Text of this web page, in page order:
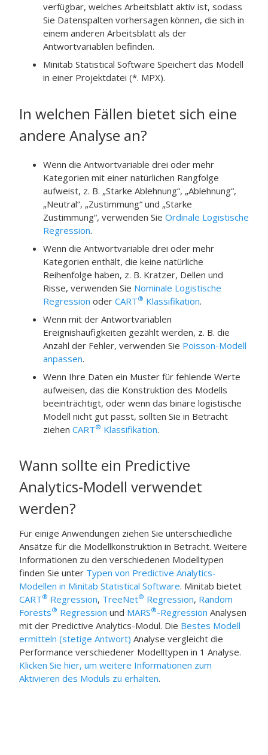
verfügbar, welches Arbeitsblatt aktiv ist, sodass
Sie Datenspalten vorhersagen können, die sich in
einem anderen Arbeitsblatt als der
Antwortvariablen befinden.
Minitab Statistical Software Speichert das Modell
in einer Projektdatei (*. MPX).
In welchen Fällen bietet sich eine
andere Analyse an?
Wenn die Antwortvariable drei oder mehr
Kategorien mit einer natürlichen Rangfolge
aufweist, z. B. „Starke Ablehnung“, „Ablehnung“,
„Neutral“, „Zustimmung“ und „Starke
Zustimmung“, verwenden Sie Ordinale Logistische
Regression.
Wenn die Antwortvariable drei oder mehr
Kategorien enthält, die keine natürliche
Reihenfolge haben, z. B. Kratzer, Dellen und
Risse, verwenden Sie Nominale Logistische
Regression oder CART® Klassifikation.
Wenn mit der Antwortvariablen
Ereignishäufigkeiten gezählt werden, z. B. die
Anzahl der Fehler, verwenden Sie Poisson-Modell
anpassen.
Wenn Ihre Daten ein Muster für fehlende Werte
aufweisen, das die Konstruktion des Modells
beeinträchtigt, oder wenn das binäre logistische
Modell nicht gut passt, sollten Sie in Betracht
ziehen CART® Klassifikation.
Wann sollte ein Predictive
Analytics-Modell verwendet
werden?
Für einige Anwendungen ziehen Sie unterschiedliche
Ansätze für die Modellkonstruktion in Betracht. Weitere
Informationen zu den verschiedenen Modelltypen
finden Sie unter Typen von Predictive Analytics-
Modellen in Minitab Statistical Software. Minitab bietet
CART® Regression, TreeNet® Regression, Random
Forests® Regression und MARS®-Regression Analysen
mit der Predictive Analytics-Modul. Die Bestes Modell
ermitteln (stetige Antwort) Analyse vergleicht die
Performance verschiedener Modelltypen in 1 Analyse.
Klicken Sie hier, um weitere Informationen zum
Aktivieren des Moduls zu erhalten.